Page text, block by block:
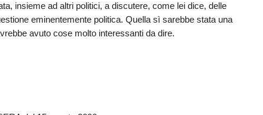
insieme ad altri politici, a discutere, come lei dice, delle
eminentemente politica. Quella sì sarebbe stata una
avuto cose molto interessanti da dire.